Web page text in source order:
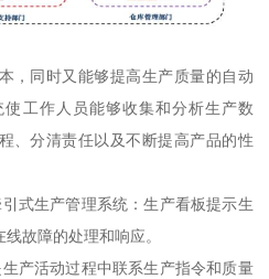
，同时又能够提高生产质量的自动
工作人员能够收集和分析生产数
、分清责任以及不断提高产品的性
式生产管理系统：生产看板提示生
故障的处理和响应。
产活动过程中联系生产指令和质量